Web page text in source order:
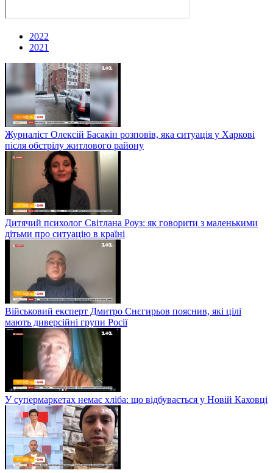
2022
2021
Журналіст Олексій Басакін розповів, яка ситуація у Харкові
після обстрілу житлового району
Дитячий психолог Світлана Роуз: як говорити з маленькими
дітьми про ситуацію в країні
Військовий експерт Дмитро Снєгирьов пояснив, які цілі
мають диверсійні групи Росії
У супермаркетах немає хліба: що відбувається у Новій Каховці